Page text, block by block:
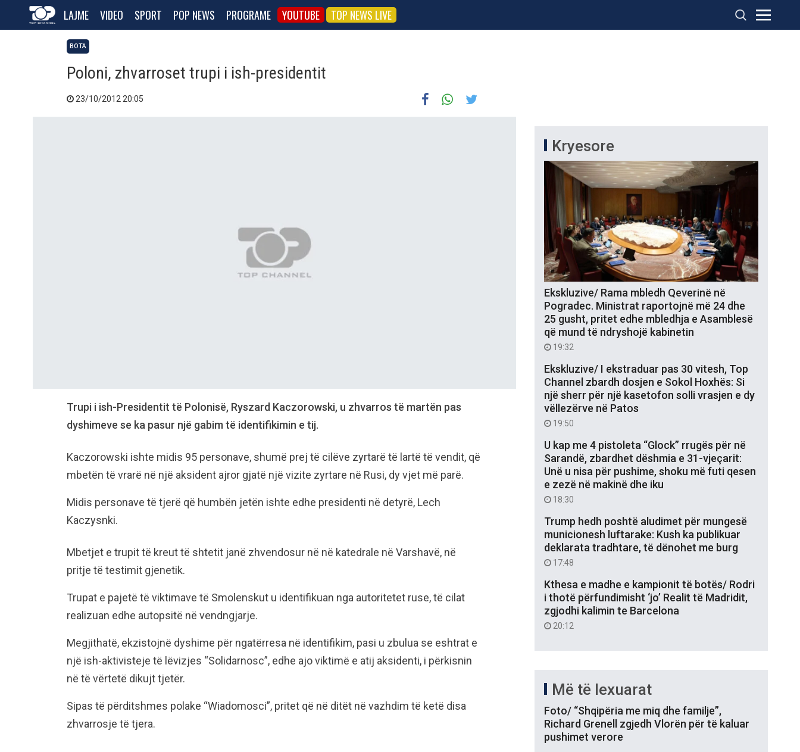
LAJME VIDEO SPORT POP NEWS PROGRAME YOUTUBE TOP NEWS LIVE
BOTA
Poloni, zhvarroset trupi i ish-presidentit
23/10/2012 20:05
Trupi i ish-Presidentit të Polonisë, Ryszard Kaczorowski, u zhvarros të martën pas
dyshimeve se ka pasur një gabim të identifikimin e tij.
Kaczorowski ishte midis 95 personave, shumë prej të cilëve zyrtarë të lartë të vendit, që
mbetën të vrarë në një aksident ajror gjatë një vizite zyrtare në Rusi, dy vjet më parë.
Midis personave të tjerë që humbën jetën ishte edhe presidenti në detyrë, Lech
Kaczysnki.
Mbetjet e trupit të kreut të shtetit janë zhvendosur në në katedrale në Varshavë, në
pritje të testimit gjenetik.
Trupat e pajetë të viktimave të Smolenskut u identifikuan nga autoritetet ruse, të cilat
realizuan edhe autopsitë në vendngjarje.
Megjithatë, ekzistojnë dyshime për ngatërresa në identifikim, pasi u zbulua se eshtrat e
një ish-aktivisteje të lëvizjes “Solidarnosc”, edhe ajo viktimë e atij aksidenti, i përkisnin
në të vërtetë dikujt tjetër.
Sipas të përditshmes polake “Wiadomosci”, pritet që në ditët në vazhdim të ketë disa
zhvarrosje të tjera.
Kryesore
Ekskluzive/ Rama mbledh Qeverinë në
Pogradec. Ministrat raportojnë më 24 dhe
25 gusht, pritet edhe mbledhja e Asamblesë
që mund të ndryshojë kabinetin
19:32
Ekskluzive/ I ekstraduar pas 30 vitesh, Top
Channel zbardh dosjen e Sokol Hoxhës: Si
një sherr për një kasetofon solli vrasjen e dy
vëllezërve në Patos
19:50
U kap me 4 pistoleta “Glock” rrugës për në
Sarandë, zbardhet dëshmia e 31-vjeçarit:
Unë u nisa për pushime, shoku më futi qesen
e zezë në makinë dhe iku
18:30
Trump hedh poshtë aludimet për mungesë
municionesh luftarake: Kush ka publikuar
deklarata tradhtare, të dënohet me burg
17:48
Kthesa e madhe e kampionit të botës/ Rodri
i thotë përfundimisht ‘jo’ Realit të Madridit,
zgjodhi kalimin te Barcelona
20:12
Më të lexuarat
Foto/ “Shqipëria me miq dhe familje”,
Richard Grenell zgjedh Vlorën për të kaluar
pushimet verore